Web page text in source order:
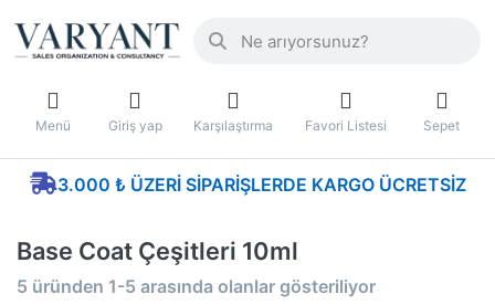
Menü Giriş yap Karşılaştırma Favori Listesi Sepet
3.000 ₺ ÜZERI SIPARIŞLERDE KARGO ÜCRETSIZ
Base Coat Çeşitleri 10ml
5 üründen 1-5 arasında olanlar gösteriliyor